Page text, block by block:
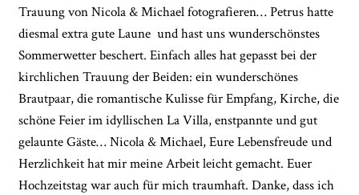
Trauung von Nicola & Michael fotografieren… Petrus hatte
diesmal extra gute Laune und hast uns wunderschönstes
Sommerwetter beschert. Einfach alles hat gepasst bei der
kirchlichen Trauung der Beiden: ein wunderschönes
Brautpaar, die romantische Kulisse für Empfang, Kirche, die
schöne Feier im idyllischen La Villa, enstpannte und gut
gelaunte Gäste… Nicola & Michael, Eure Lebensfreude und
Herzlichkeit hat mir meine Arbeit leicht gemacht. Euer
Hochzeitstag war auch für mich traumhaft. Danke, dass ich